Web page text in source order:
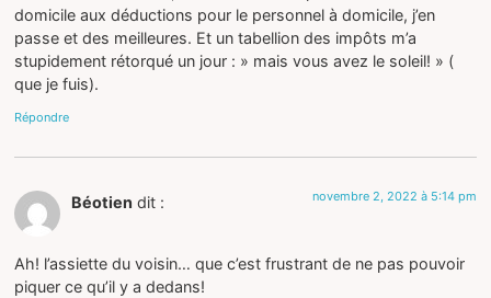
domicile aux déductions pour le personnel à domicile, j’en
passe et des meilleures. Et un tabellion des impôts m’a
stupidement rétorqué un jour : » mais vous avez le soleil! » (
que je fuis).
Répondre
Béotien dit : novembre 2, 2022 à 5:14 pm
Ah! l’assiette du voisin… que c’est frustrant de ne pas pouvoir
piquer ce qu’il y a dedans!